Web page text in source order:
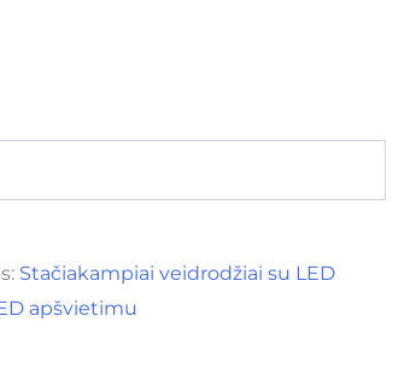
Stačiakampiai veidrodžiai su LED
apšvietimu